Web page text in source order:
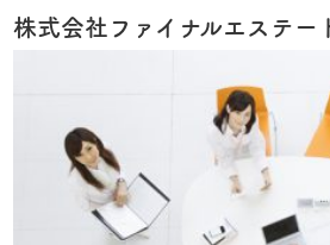
株式会社ファイナルエステー